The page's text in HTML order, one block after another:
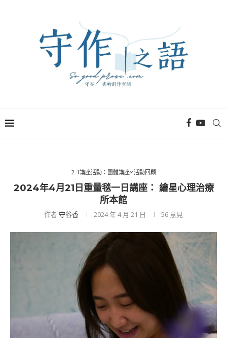
2-1講座活動：團體講座∞活動回顧
2024年4⽉21⽇重量毯一日講座： 繪星心理治療
所本館
作者守谷香 2024 年 4 月 21 日 56 意見